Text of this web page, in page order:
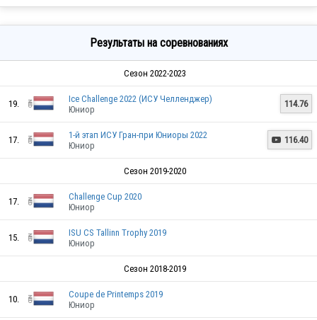
Результаты на соревнованиях
Сезон 2022-2023
19.
Ice Challenge 2022 (ИСУ Челленджер)
Юниор
114.76
17.
1-й этап ИСУ Гран-при Юниоры 2022
Юниор
 116.40
Сезон 2019-2020
17.
Challenge Cup 2020
Юниор
15.
ISU CS Tallinn Trophy 2019
Юниор
Сезон 2018-2019
10.
Coupe de Printemps 2019
Юниор